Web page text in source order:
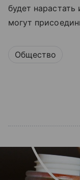
будет
могут
Общество